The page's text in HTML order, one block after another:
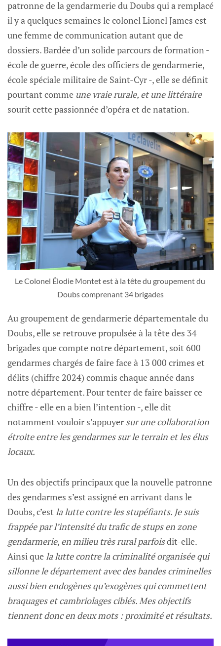
patronne de la gendarmerie du Doubs qui a remplacé
il y a quelques semaines le colonel Lionel James est
une femme de communication autant que de
dossiers. Bardée d’un solide parcours de formation -
école de guerre, école des officiers de gendarmerie,
école spéciale militaire de Saint-Cyr -, elle se définit
pourtant comme une vraie rurale, et une littéraire
sourit cette passionnée d’opéra et de natation.
Le Colonel Élodie Montet est à la tête du groupement du
Doubs comprenant 34 brigades
Au groupement de gendarmerie départementale du
Doubs, elle se retrouve propulsée à la tête des 34
brigades que compte notre département, soit 600
gendarmes chargés de faire face à 13 000 crimes et
délits (chiffre 2024) commis chaque année dans
notre département. Pour tenter de faire baisser ce
chiffre - elle en a bien l’intention -, elle dit
notamment vouloir s’appuyer sur une collaboration
étroite entre les gendarmes sur le terrain et les élus
locaux.
Un des objectifs principaux que la nouvelle patronne
des gendarmes s’est assigné en arrivant dans le
Doubs, c’est la lutte contre les stupéfiants. Je suis
frappée par l’intensité du trafic de stups en zone
gendarmerie, en milieu très rural parfoisdit-elle.
Ainsi que la lutte contre la criminalité organisée qui
sillonne le département avec des bandes criminelles
aussi bien endogènes qu’exogènes qui commettent
braquages et cambriolages ciblés. Mes objectifs
tiennent donc en deux mots : proximité et résultats.